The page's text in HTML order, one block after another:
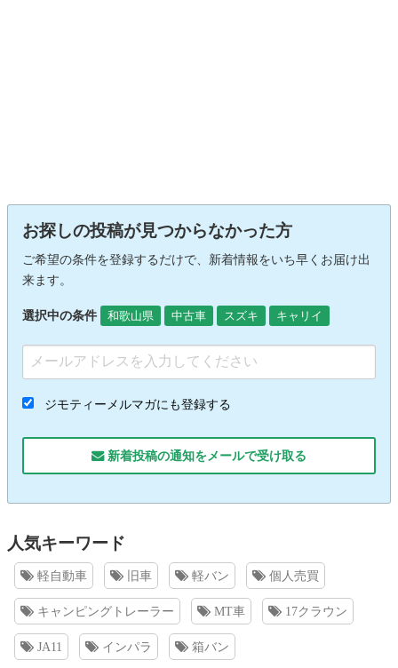
お探しの投稿が見つからなかった方
ご希望の条件を登録するだけで、新着情報をいち早くお届け出
来ます。
選択中の条件 和歌山県 中古車 スズキ キャリイ
ジモティーメルマガにも登録する
新着投稿の通知をメールで受け取る
人気キーワード
軽自動車 旧車 軽バン 個人売買
キャンピングトレーラー MT車 17クラウン
JA11 インパラ 箱バン